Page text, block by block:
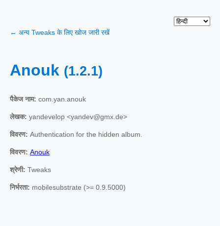
← अन्य Tweaks के लिए खोज जारी रखें
Anouk (1.2.1)
पैकेज नाम: com.yan.anouk
लेखक: yandevelop <yandev@gmx.de>
विवरण: Authentication for the hidden album.
विवरण: Anouk
श्रेणी: Tweaks
निर्भरता: mobilesubstrate (>= 0.9.5000)